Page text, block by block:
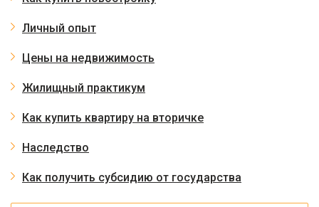
Личный опыт
Цены на недвижимость
Жилищный практикум
Как купить квартиру на вторичке
Наследство
Как получить субсидию от государства